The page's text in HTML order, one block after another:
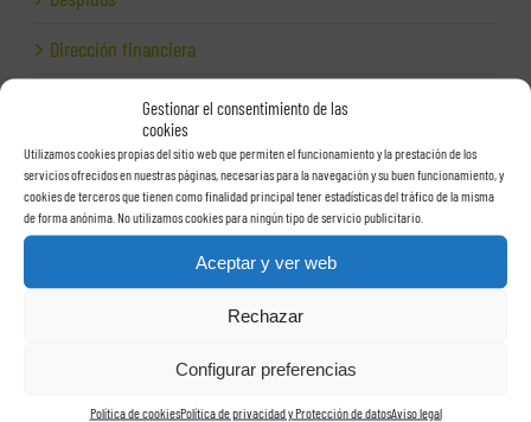
Gestionar el consentimiento de las
cookies
Utilizamos cookies propias del sitio web que permiten el funcionamiento y la prestación de los
servicios ofrecidos en nuestras páginas, necesarias para la navegación y su buen funcionamiento, y
cookies de terceros que tienen como finalidad principal tener estadísticas del tráfico de la misma
de forma anónima. No utilizamos cookies para ningún tipo de servicio publicitario.
Aceptar y ver web
Rechazar
Configurar preferencias
Política de cookiesPolítica de privacidad y Protección de datosAviso legal
Dirección financiera
Empresas e Internet
Exportación
Facturas
Grupos de sociedades
Herramientas para empresas